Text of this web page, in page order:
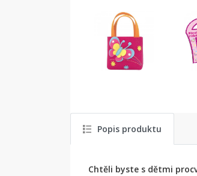
Popis produktu
Chtěli byste s dětmi